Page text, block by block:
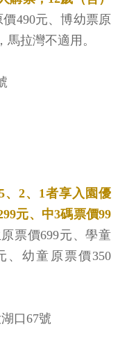
490元、博幼票原
拉灣不適用。
、2、1者享入園優
元、中3碼票價99
票價699元、學童
、幼童原票價350
口67號